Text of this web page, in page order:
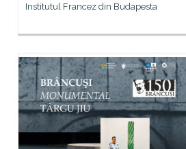
Institutul Francez din Budapesta